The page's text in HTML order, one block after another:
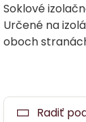
Soklové
Určené na
oboch
Radiť